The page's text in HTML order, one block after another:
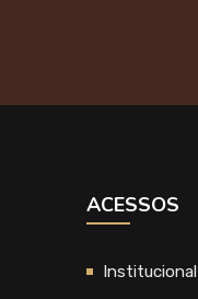
ACESSOS
Institucional